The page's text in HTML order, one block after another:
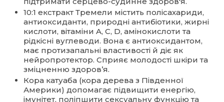
10:1 екстракт Тремели містить полісахариди,
антиоксиданти, природні антибіотики, жирні
кислоти, вітаміни A, C, D, амінокислоти та
рідкісні вуглеводи. Вона є антиоксидантом,
має протизапальні властивості й діє як
нейропротектор. Сприяє молодості шкіри та
зміцненню здоров’я.
Кора катуаба (кора дерева з Південної
Америки) допомагає підвищити енергію,
імунітет, поліпшити сексуальну функцію та